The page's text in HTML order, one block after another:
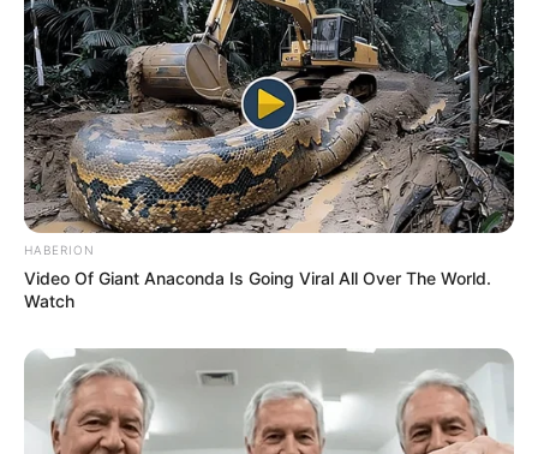
HABERION
Video Of Giant Anaconda Is Going Viral All Over The World.
Watch